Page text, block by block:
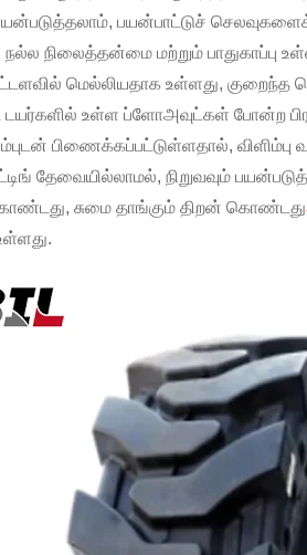
பயன்பாட்டுச்
நல்ல நிலைத்தன்மை மற்றும் பாதுகாப்பு
மெல்லியதாக உள்ளது, குறைந்த
திட டயர்களில் உள்ள ப்ளோஅவுட்கள் போன்ற
பிணைக்கப்பட்டுள்ளதால், விளிம்பு
தேவையில்லாமல், நிறுவவும்
சுமை தாங்கும் திறன் கொண்டது